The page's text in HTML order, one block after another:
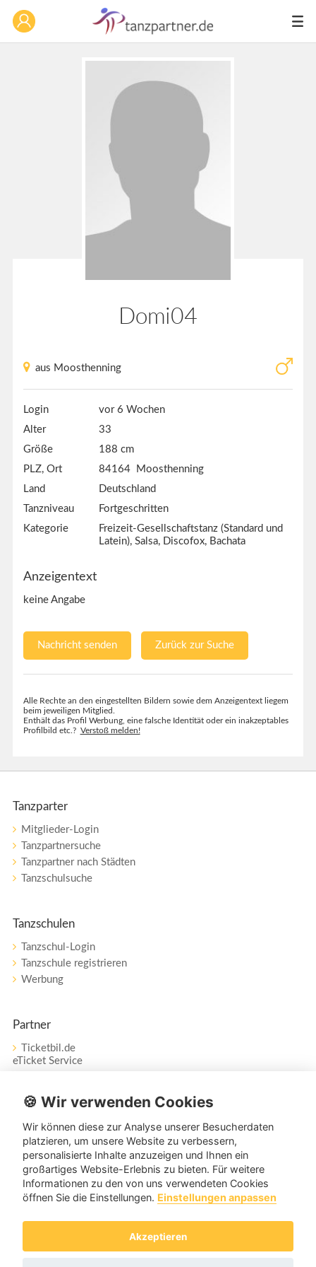
Domi04
aus Moosthenning
Login
vor 6 Wochen
Alter
33
Größe
188 cm
PLZ, Ort
84164 Moosthenning
Land
Deutschland
Tanzniveau
Fortgeschritten
Kategorie
Freizeit-Gesellschaftstanz (Standard und
Latein), Salsa, Discofox, Bachata
Anzeigentext
keine Angabe
Nachricht senden Zurück zur Suche
Alle Rechte an den eingestellten Bildern sowie dem Anzeigentext liegem
beim jeweiligen Mitglied.
Enthält das Profil Werbung, eine falsche Identität oder ein inakzeptables
Profilbild etc.? Verstoß melden!
Tanzparter
Mitglieder-Login
Tanzpartnersuche
Tanzpartner nach Städten
Tanzschulsuche
Tanzschulen
Tanzschul-Login
Tanzschule registrieren
Werbung
Partner
Ticketbil.de
eTicket Service
Vertrag widerrufen
Service
Unser Tanzpartner-Service hilft Ihnen bei Fragen und
Anregungen gerne weiter!
🍪 Wir verwenden Cookies
Wir können diese zur Analyse unserer Besucherdaten
platzieren, um unsere Website zu verbessern,
personalisierte Inhalte anzuzeigen und Ihnen ein
großartiges Website-Erlebnis zu bieten. Für weitere
Informationen zu den von uns verwendeten Cookies
öffnen Sie die Einstellungen. Einstellungen anpassen
Akzeptieren